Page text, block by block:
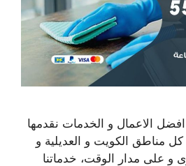
الاعمال و الخدمات نقدمها
كل مناطق الكويت و العديلية و
و على مدار الوقت، خدماتنا